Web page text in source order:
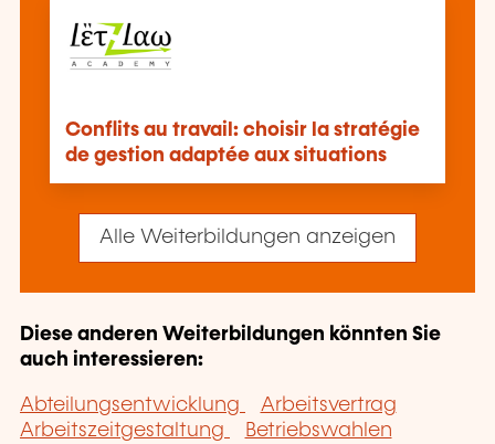
Conflits au travail: choisir la stratégie
de gestion adaptée aux situations
Alle Weiterbildungen anzeigen
Diese anderen Weiterbildungen könnten Sie
auch interessieren:
Abteilungsentwicklung
Arbeitsvertrag
Arbeitszeitgestaltung
Betriebswahlen